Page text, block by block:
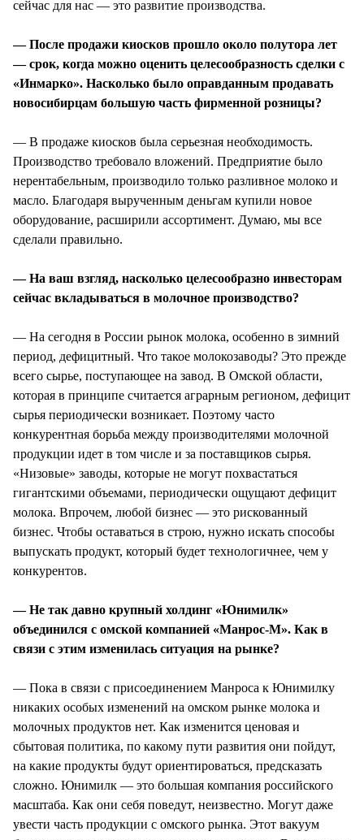
сейчас для нас — это развитие производства.
— После продажи киосков прошло около полутора лет
— срок, когда можно оценить целесообразность сделки с
«Инмарко». Насколько было оправданным продавать
новосибирцам большую часть фирменной розницы?
— В продаже киосков была серьезная необходимость.
Производство требовало вложений. Предприятие было
нерентабельным, производило только разливное молоко и
масло. Благодаря вырученным деньгам купили новое
оборудование, расширили ассортимент. Думаю, мы все
сделали правильно.
— На ваш взгляд, насколько целесообразно инвесторам
сейчас вкладываться в молочное производство?
— На сегодня в России рынок молока, особенно в зимний
период, дефицитный. Что такое молокозаводы? Это прежде
всего сырье, поступающее на завод. В Омской области,
которая в принципе считается аграрным регионом, дефицит
сырья периодически возникает. Поэтому часто
конкурентная борьба между производителями молочной
продукции идет в том числе и за поставщиков сырья.
«Низовые» заводы, которые не могут похвастаться
гигантскими объемами, периодически ощущают дефицит
молока. Впрочем, любой бизнес — это рискованный
бизнес. Чтобы оставаться в строю, нужно искать способы
выпускать продукт, который будет технологичнее, чем у
конкурентов.
— Не так давно крупный холдинг «Юнимилк»
объединился с омской компанией «Манрос-М». Как в
связи с этим изменилась ситуация на рынке?
— Пока в связи с присоединением Манроса к Юнимилку
никаких особых изменений на омском рынке молока и
молочных продуктов нет. Как изменится ценовая и
сбытовая политика, по какому пути развития они пойдут,
на какие продукты будут ориентироваться, предсказать
сложно. Юнимилк — это большая компания российского
масштаба. Как они себя поведут, неизвестно. Могут даже
увести часть продукции с омского рынка. Этот вакуум